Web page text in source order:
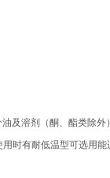
及溶剂（酮、酯类除外
时有耐低温型可选用